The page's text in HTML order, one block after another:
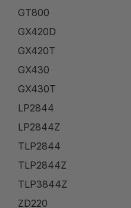
GT800
GX420D
GX420T
GX430
GX430T
LP2844
LP2844Z
TLP2844
TLP2844Z
TLP3844Z
ZD220